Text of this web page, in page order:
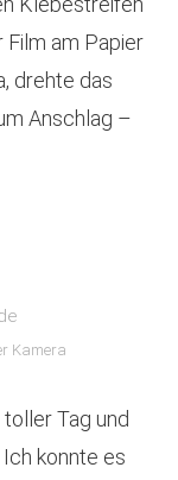
Film am Papier
drehte das
Anschlag –
Kamera
Tag und
konnte es